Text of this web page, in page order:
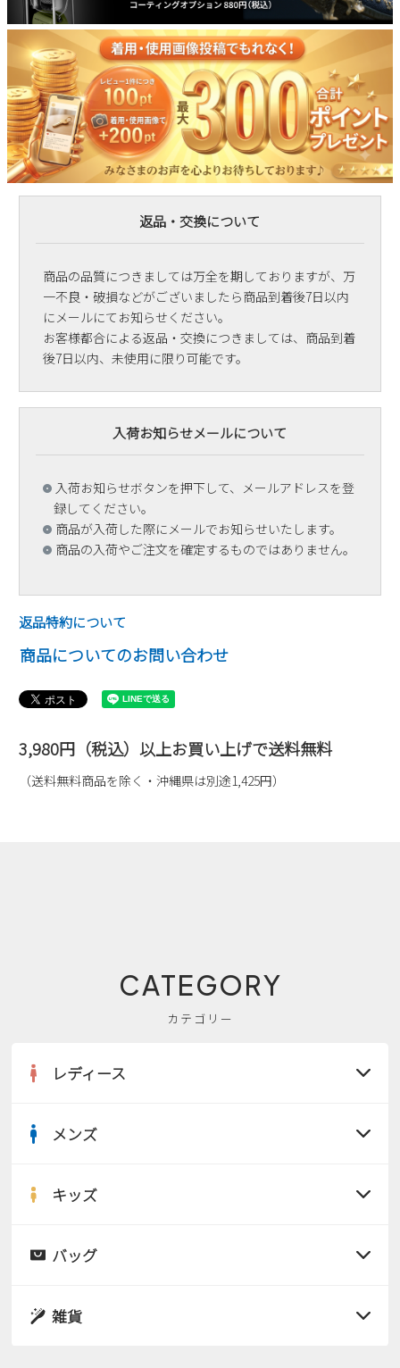
返品・交換について
商品の品質につきましては万全を期しておりますが、万
一不良・破損などがございましたら商品到着後7日以内
にメールにてお知らせください。
お客様都合による返品・交換につきましては、商品到着
後7日以内、未使用に限り可能です。
入荷お知らせメールについて
入荷お知らせボタンを押下して、メールアドレスを登
録してください。
商品が入荷した際にメールでお知らせいたします。
商品の入荷やご注文を確定するものではありません。
返品特約について
商品についてのお問い合わせ
3,980円（税込）以上お買い上げで送料無料
（送料無料商品を除く・沖縄県は別途1,425円）
CATEGORY
カテゴリー
レディース
サンダル
スニーカー
メンズ
サンダル
キッズ
サンダル
バッグ
雑貨